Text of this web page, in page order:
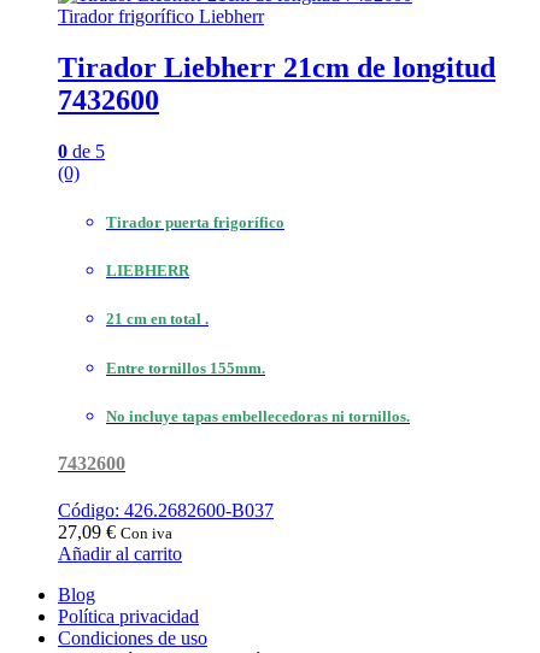
Tirador frigorífico Liebherr
Tirador Liebherr 21cm de longitud
7432600
0 de 5
(0)
Tirador puerta frigorífico
LIEBHERR
21 cm en total .
Entre tornillos 155mm.
No incluye tapas embellecedoras ni tornillos.
7432600
Código: 426.2682600-B037
27,09 € Con iva
Añadir al carrito
Blog
Política privacidad
Condiciones de uso